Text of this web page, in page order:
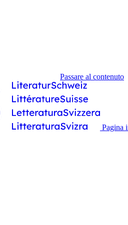
Passare al contenuto
Pagina